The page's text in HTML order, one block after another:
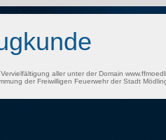
aller unter der Domain
der Freiwilligen Feuerwehr der Stadt